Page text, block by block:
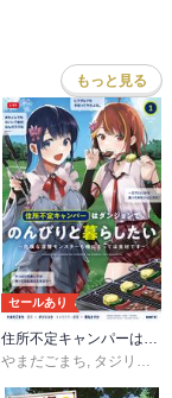
もっと見る
セールあり
住所不定キャンパーはダンジョンでのんびりと暮らしたい
やまだごまち, タジリユウ